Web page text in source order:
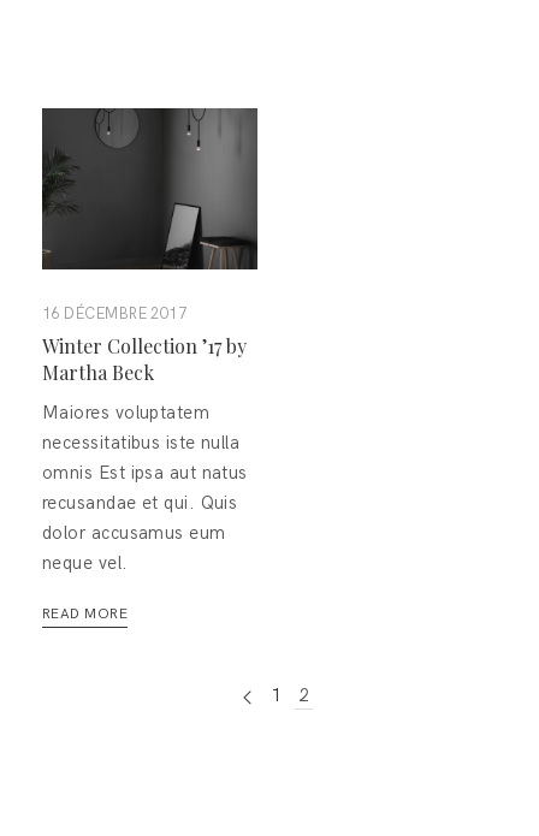
16 DÉCEMBRE 2017
Winter Collection ’17 by
Martha Beck
Maiores voluptatem
necessitatibus iste nulla
omnis Est ipsa aut natus
recusandae et qui. Quis
dolor accusamus eum
neque vel.
READ MORE
1 2